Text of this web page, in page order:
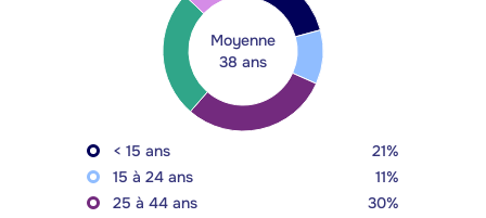
Moyenne
38 ans
< 15 ans
21%
15 à 24 ans
11%
25 à 44 ans
30%